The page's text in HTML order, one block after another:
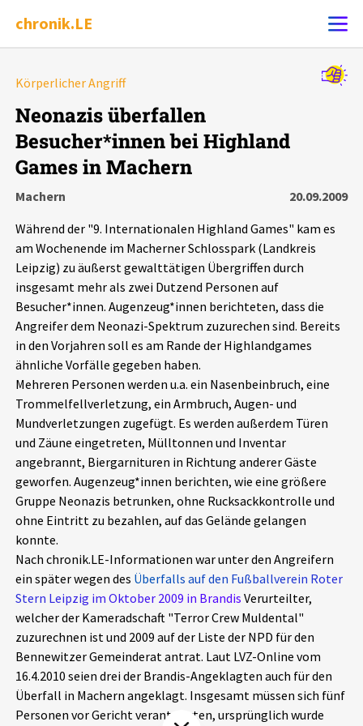
chronik.LE
Chronik
Dossiers
Schlaglichter
Phänomene
Aktuelles
Alle Beiträge
Veranstaltungen
Pressemitteilungen
Podcasts
Projektbeschreibung
Kontakt
Unterstützer_innen
Spenden
chronik.LE in der Presse
Körperlicher Angriff
Neonazis überfallen
Besucher*innen bei Highland
Games in Machern
Machern
20.09.2009
Während der "9. Internationalen Highland Games" kam es
am Wochenende im Macherner Schlosspark (Landkreis
Leipzig) zu äußerst gewalttätigen Übergriffen durch
insgesamt mehr als zwei Dutzend Personen auf
Besucher*innen. Augenzeug*innen berichteten, dass die
Angreifer dem Neonazi-Spektrum zuzurechen sind. Bereits
in den Vorjahren soll es am Rande der Highlandgames
ähnliche Vorfälle gegeben haben.
Mehreren Personen werden u.a. ein Nasenbeinbruch, eine
Trommelfellverletzung, ein Armbruch, Augen- und
Mundverletzungen zugefügt. Es werden außerdem Türen
und Zäune eingetreten, Mülltonnen und Inventar
angebrannt, Biergarnituren in Richtung anderer Gäste
geworfen. Augenzeug*innen berichten, wie eine größere
Gruppe Neonazis betrunken, ohne Rucksackkontrolle und
ohne Eintritt zu bezahlen, auf das Gelände gelangen
konnte.
Nach chronik.LE-Informationen war unter den Angreifern
ein später wegen des Überfalls auf den Fußballverein Roter
Stern Leipzig im Oktober 2009 in Brandis Verurteilter,
welcher der Kameradschaft "Terror Crew Muldental"
zuzurechnen ist und 2009 auf der Liste der NPD für den
Bennewitzer Gemeinderat antrat. Laut LVZ-Online vom
16.4.2010 seien drei der Brandis-Angeklagten auch für den
Überfall in Machern angeklagt. Insgesamt müssen sich fünf
Personen vor Gericht verantworten, ursprünglich wurde
Alle Ereignisse
Ereignisse
Ereignisse Statistik
Filter Erklärungen